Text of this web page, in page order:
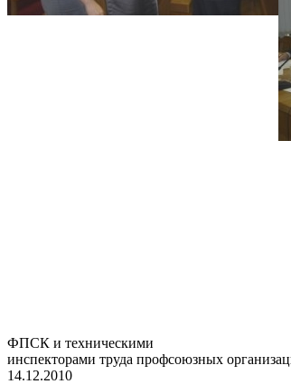
ФПСК и техническими
инспекторами труда профсоюзных
14.12.2010